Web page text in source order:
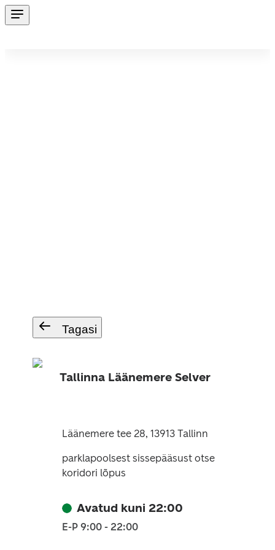
Tagasi
Tallinna Läänemere Selver
Läänemere tee 28, 13913 Tallinn
parklapoolsest sissepääsust otse
koridori lõpus
Avatud kuni 22:00
E-P 9:00 - 22:00